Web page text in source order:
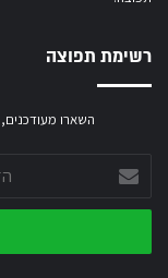
רשימת תפוצה
השארו
את
כתובת
שלך